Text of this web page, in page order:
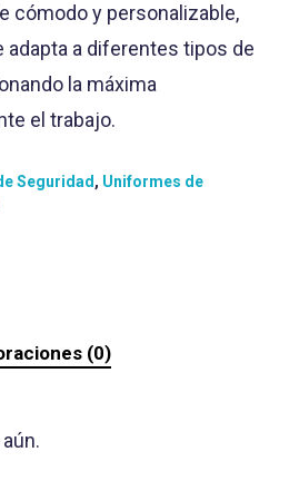
cómodo y personalizable,
a diferentes tipos de
la máxima
el trabajo.
Seguridad, Uniformes de
(0)